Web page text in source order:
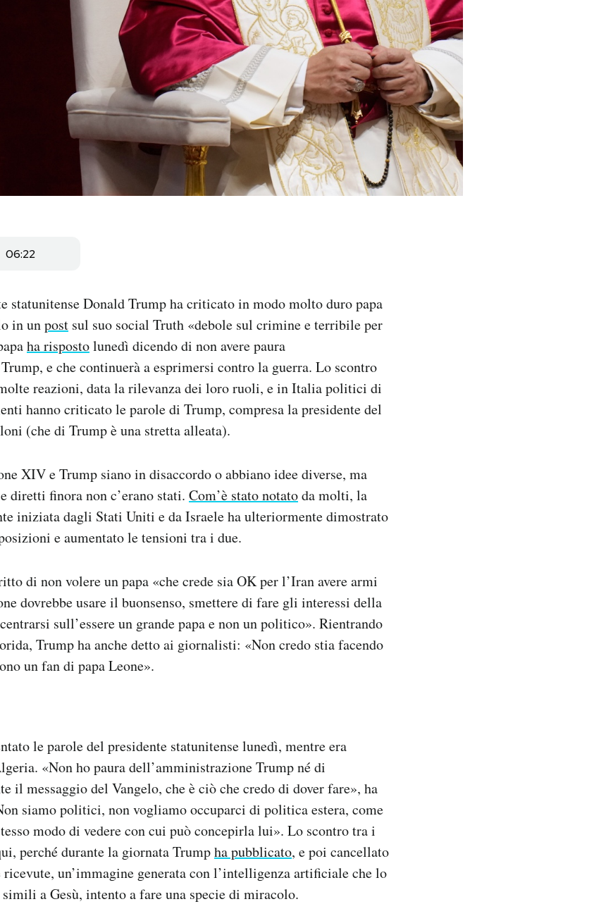
06:22
statunitense Donald Trump ha criticato in modo molto duro papa
in unpost sul suo social Truth «debole sul crimine e terribile per
ha rispostolunedì dicendo di non avere paura
e che continuerà a esprimersi contro la guerra. Lo scontro
reazioni, data la rilevanza dei loro ruoli, e in Italia politici di
hanno criticato le parole di Trump, compresa la presidente del
(che di Trump è una stretta alleata).
XIV e Trump siano in disaccordo o abbiano idee diverse, ma
diretti finora non c’erano stati. Com’è stato notatoda molti, la
iniziata dagli Stati Uniti e da Israele ha ulteriormente dimostrato
e aumentato le tensioni tra i due.
di non volere un papa «che crede sia OK per l’Iran avere armi
dovrebbe usare il buonsenso, smettere di fare gli interessi della
sull’essere un grande papa e non un politico». Rientrando
Trump ha anche detto ai giornalisti: «Non credo stia facendo
un fan di papa Leone».
le parole del presidente statunitense lunedì, mentre era
«Non ho paura dell’amministrazione Trump né di
il messaggio del Vangelo, che è ciò che credo di dover fare», ha
siamo politici, non vogliamo occuparci di politica estera, come
modo di vedere con cui può concepirla lui». Lo scontro tra i
perché durante la giornata Trumpha pubblicato, e poi cancellato
un’immagine generata con l’intelligenza artificiale che lo
a Gesù, intento a fare una specie di miracolo.